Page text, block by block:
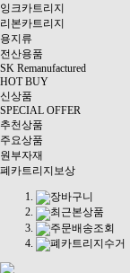
잉크카트리지
리본카트리지
용지류
전산용품
SK Remanufactured
HOT BUY
신상품
SPECIAL OFFER
추천상품
주요상품
원부자재
폐카트리지보상
장바구니
최근본상품
주문배송조회
폐카트리지수거